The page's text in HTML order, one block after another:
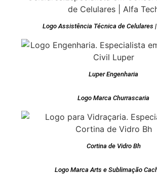
Logo Assistência Técnica de Celulares
Luper Engenharia
Logo Marca Churrascaria
Cortina de Vidro Bh
Logo Marca Arts e Sublimação